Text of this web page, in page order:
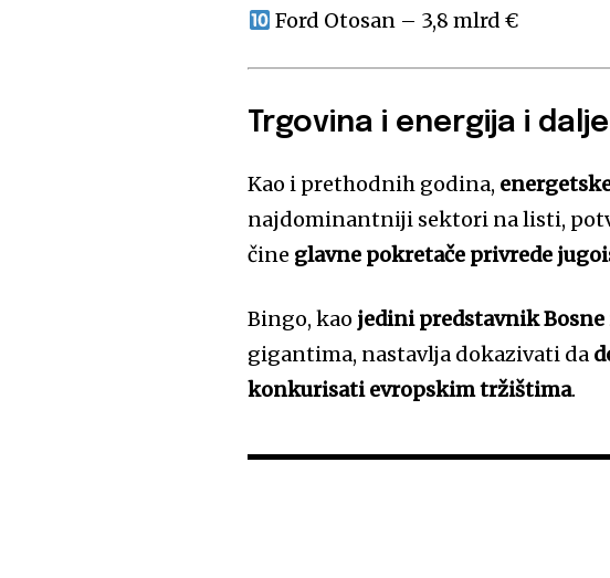
Ford Otosan – 3,8 mlrd €
Trgovina i energija i
Kao i prethodnih godina,
najdominantniji sektori na listi,
čine glavne pokretače privrede
Bingo, kao jedini predstavnik Bosne
gigantima, nastavlja dokazivati da
konkurisati evropskim tržištima.